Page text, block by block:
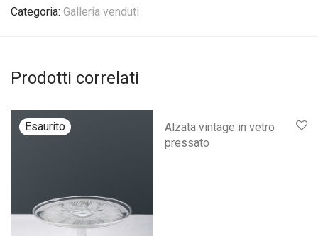
Categoria: Galleria venduti
Prodotti correlati
Alzata vintage in vetro
pressato